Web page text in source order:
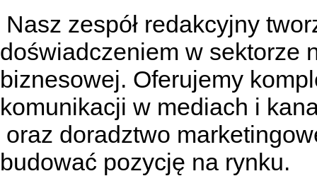
Nasz zespół redakcyjny
doświadczeniem w sektorze
biznesowej. Oferujemy
komunikacji w mediach i
oraz doradztwo
budować pozycję na rynku.